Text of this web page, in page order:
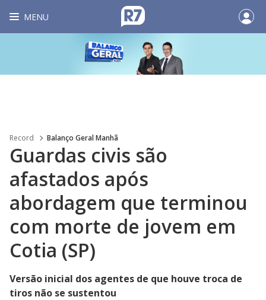
MENU
Record Balanço Geral Manhã
Guardas civis são
afastados após
abordagem que terminou
com morte de jovem em
Cotia (SP)
Versão inicial dos agentes de que houve troca de
tiros não se sustentou